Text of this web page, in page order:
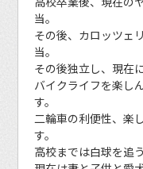
当。
その後、カロッツェ
当。
その後独立し、現在
バイクライフを楽し
す。
二輪車の利便性、楽
す。
高校までは白球を追